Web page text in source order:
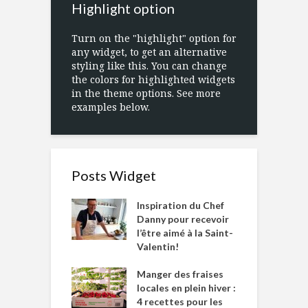
Highlight option
Turn on the "highlight" option for
any widget, to get an alternative
styling like this. You can change
the colors for highlighted widgets
in the theme options. See more
examples below.
Posts Widget
Inspiration du Chef
Danny pour recevoir
l’être aimé à la Saint-
Valentin!
Manger des fraises
locales en plein hiver :
4 recettes pour les